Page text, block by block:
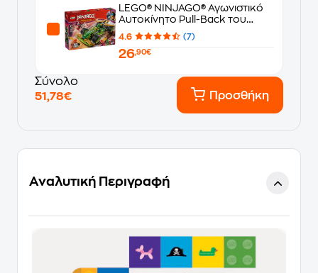
LEGO® NINJAGO® Αγωνιστικό
Αυτοκίνητο Pull-Back του
Λόιντ (71828)
4.6 (7)
26,90€
Σύνολο
51,78€
Προσθήκη
Αναλυτική Περιγραφή